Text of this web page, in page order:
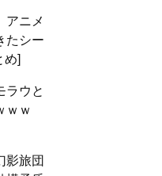
アニメ
たシー
め]
ラウと
ｗｗ
影旅団